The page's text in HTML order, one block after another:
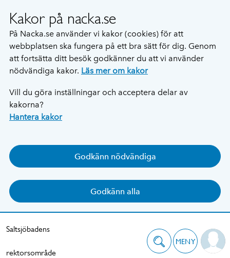
Kakor på nacka.se
På Nacka.se använder vi kakor (cookies) för att
webbplatsen ska fungera på ett bra sätt för dig. Genom
att fortsätta ditt besök godkänner du att vi använder
nödvändiga kakor. Läs mer om kakor
Vill du göra inställningar och acceptera delar av
kakorna?
Hantera kakor
Godkänn nödvändiga
Godkänn alla
Saltsjöbadens
rektorsområde
MENY